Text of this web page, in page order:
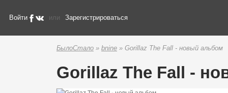
Войти или Зарегистрироваться
БылоСтало » bnine » Gorillaz The Fall - новый альбом
Gorillaz The Fall -